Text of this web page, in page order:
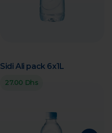
Sidi Ali pack 6x1L
27.00 Dhs